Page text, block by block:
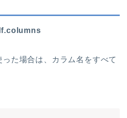
った場合は、カラム名をすべて